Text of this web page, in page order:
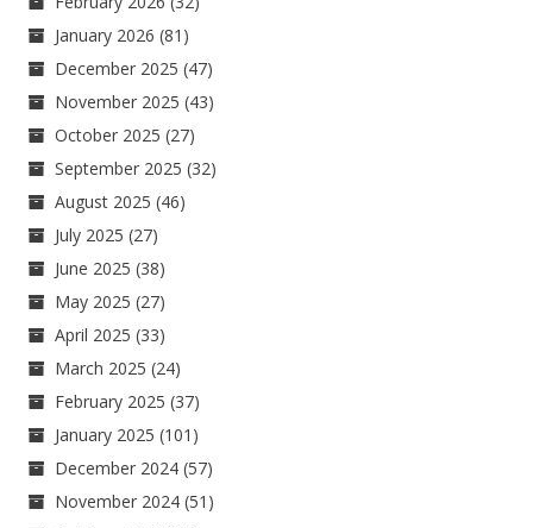
January 2026 (81)
December 2025 (47)
November 2025 (43)
October 2025 (27)
September 2025 (32)
August 2025 (46)
July 2025 (27)
June 2025 (38)
May 2025 (27)
April 2025 (33)
March 2025 (24)
February 2025 (37)
January 2025 (101)
December 2024 (57)
November 2024 (51)